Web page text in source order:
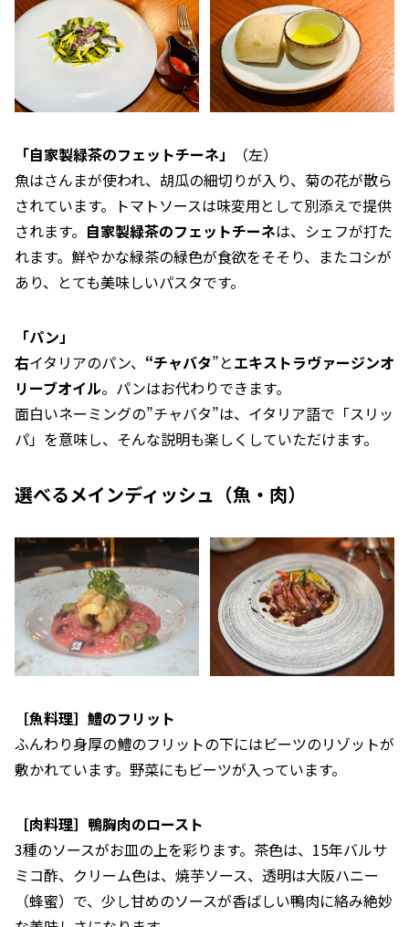
「自家製緑茶のフェットチーネ」
（左）
魚はさんまが使われ、胡瓜の細切りが入り、菊の花が散ら
されています。トマトソースは味変用として別添えで提供
されます。 自家製緑茶のフェットチーネは、シェフが打た
れます。鮮やかな緑茶の緑色が食欲をそそり、またコシが
あり、とても美味しいパスタです。
「パン」
右イタリアのパン、 “チャバタ”とエキストラヴァージンオ
リーブオイル。パンはお代わりできます。
面白いネーミングの”チャバタ”は、イタリア語で「スリッ
パ」を意味し、そんな説明も楽しくしていただけます。
選べるメインディッシュ（魚・肉）
［魚料理］鱧のフリット
ふんわり身厚の鱧のフリットの下にはビーツのリゾットが
敷かれています。野菜にもビーツが入っています。
［肉料理］鴨胸肉のロースト
3種のソースがお皿の上を彩ります。茶色は、15年バルサ
ミコ酢、クリーム色は、焼芋ソース、透明は大阪ハニー
（蜂蜜）で、少し甘めのソースが香ばしい鴨肉に絡み絶妙